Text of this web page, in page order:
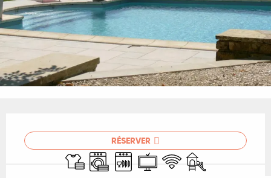
RÉSERVER
Draps et linge
Lave lingeLave vaisselle
Télévision
WiFi Jeux pour enfants